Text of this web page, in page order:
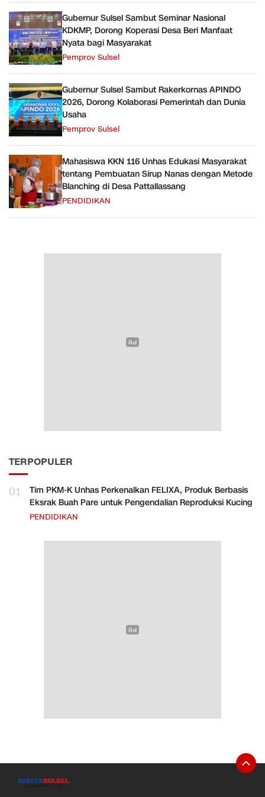
Gubernur Sulsel Sambut Seminar Nasional
KDKMP, Dorong Koperasi Desa Beri Manfaat
Nyata bagi Masyarakat
Pemprov Sulsel
Gubernur Sulsel Sambut Rakerkornas APINDO
2026, Dorong Kolaborasi Pemerintah dan Dunia
Usaha
Pemprov Sulsel
Mahasiswa KKN 116 Unhas Edukasi Masyarakat
tentang Pembuatan Sirup Nanas dengan Metode
Blanching di Desa Pattallassang
PENDIDIKAN
TERPOPULER
01
Tim PKM-K Unhas Perkenalkan FELIXA, Produk Berbasis
Eksrak Buah Pare untuk Pengendalian Reproduksi Kucing
PENDIDIKAN